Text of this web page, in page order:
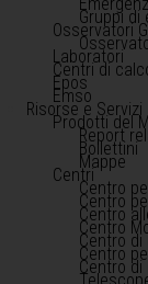
Gruppi di
Osservatori
Laboratori
Centri di
Epos
Emso
Risorse e Servizi
Prodotti del
Report
Bollettini
Mappe
Centri
Centro
Centro
Centro
Centro
Centro di
Centro
Centro